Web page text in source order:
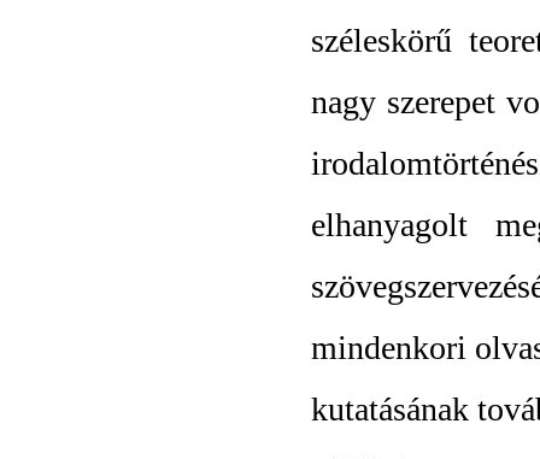
széleskörű
nagy szerepet
elhanyagolt
mindenkori
kutatásának